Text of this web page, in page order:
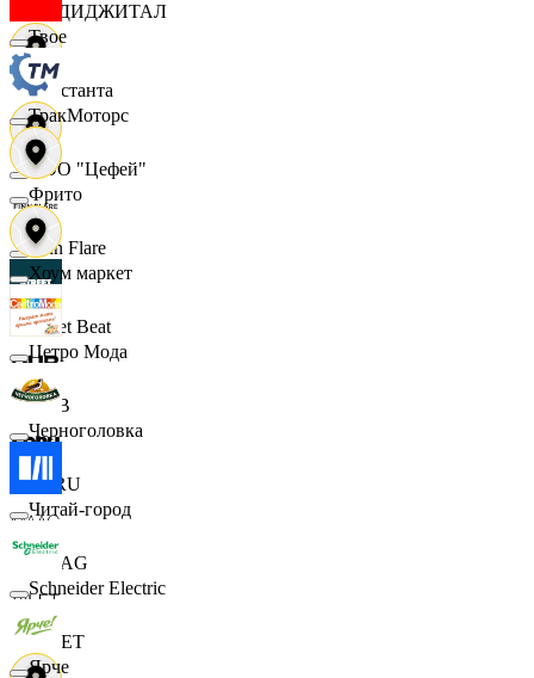
X5 ДИДЖИТАЛ
Константа
ООО "Цефей"
Finn Flare
Street Beat
DUB
ECRU
MAAG
VILET
Твое
ТракМоторс
Фрито
Хоум маркет
Цетро Мода
Черноголовка
Читай-город
Schneider Electric
Ярче